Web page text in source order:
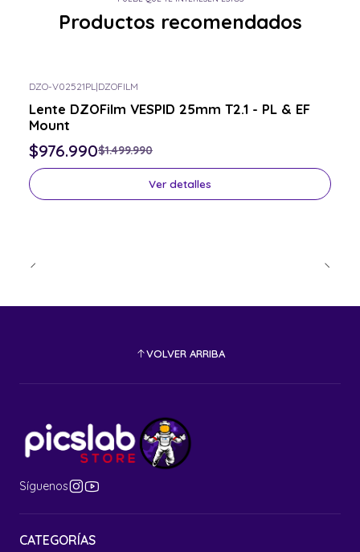
Productos recomendados
Consulta por el tuyo
DZO-V02521PL|DZOFILM
Lente DZOFilm VESPID 25mm T2.1 - PL & EF
Mount
$976.990$1.499.990
Ver detalles
VOLVER ARRIBA
Síguenos
CATEGORÍAS